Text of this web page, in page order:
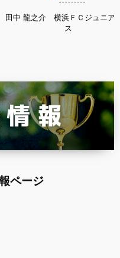
田中 龍之介 横浜ＦＣジュニア
ス
ページ